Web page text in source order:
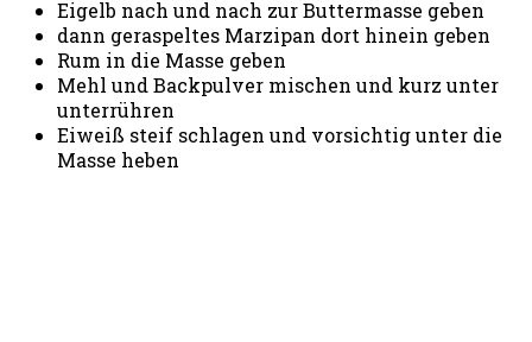
Eigelb nach und nach zur Buttermasse geben
dann geraspeltes Marzipan dort hinein geben
Rum in die Masse geben
Mehl und Backpulver mischen und kurz unter
unterrühren
Eiweiß steif schlagen und vorsichtig unter die
Masse heben